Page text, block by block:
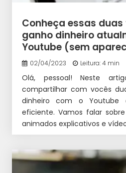
Conheça essas
ganho dinheiro
Youtube (sem
02/04/2023 Leitura: 4 min
Olá, pessoal! Neste
compartilhar com vocês
dinheiro com o
eficiente. Vamos falar
animados explicativos e